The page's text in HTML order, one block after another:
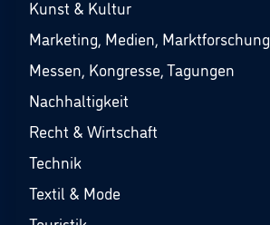
Kunst & Kultur
Marketing, Medien, Marktforschung
Messen, Kongresse, Tagungen
Nachhaltigkeit
Recht & Wirtschaft
Technik
Textil & Mode